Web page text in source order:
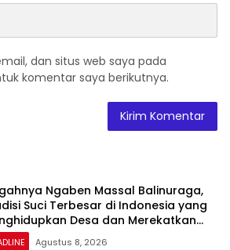
dan situs web saya pada
komentar saya berikutnya.
Ngaben Massal Balinuraga,
Suci Terbesar di Indonesia yang
Desa dan Merekatkan
Keluarga
Agustus 8, 2026